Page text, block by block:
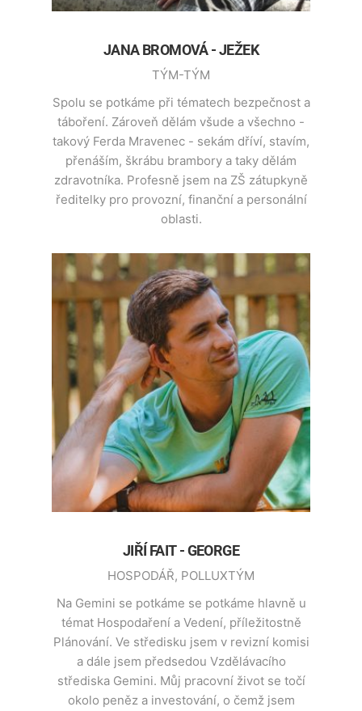
JANA BROMOVÁ - JEŽEK
TÝM-TÝM
Spolu se potkáme při tématech bezpečnost a
táboření. Zároveň dělám všude a všechno -
takový Ferda Mravenec - sekám dříví, stavím,
přenáším, škrábu brambory a taky dělám
zdravotníka. Profesně jsem na ZŠ zátupkyně
ředitelky pro provozní, finanční a personální
oblasti.
JIŘÍ FAIT - GEORGE
HOSPODÁŘ, POLLUXTÝM
Na Gemini se potkáme se potkáme hlavně u
témat Hospodaření a Vedení, příležitostně
Plánování. Ve středisku jsem v revizní komisi
a dále jsem předsedou Vzdělávacího
střediska Gemini. Můj pracovní život se točí
okolo peněz a investování, o čemž jsem